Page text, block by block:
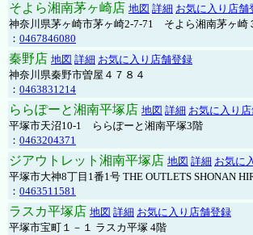
そよら湘南茅ヶ崎店 地図 詳細 お気に入り店舗
神奈川県茅ヶ崎市茅ヶ崎2‐7‐71 そよら湘南茅ヶ崎
： 0467846080
秦野店 地図 詳細 お気に入り店舗登録
神奈川県秦野市曽屋４７８４
： 0463831214
ららぽーと湘南平塚店 地図 詳細 お気に入り
平塚市天沼10-1 ららぽーと湘南平塚3階
： 0463204371
ジアウトレット湘南平塚店 地図 詳細 お気に
平塚市大神8丁目1番1号 THE OUTLETS SHONAN
： 0463511581
ラスカ平塚店 地図 詳細 お気に入り店舗登録
平塚市宝町１－１ ラスカ平塚 4階